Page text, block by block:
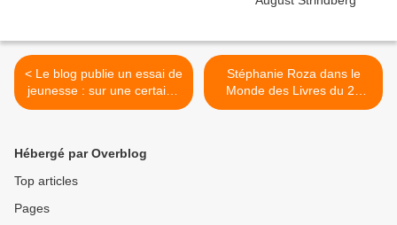
< Le blog publie un essai de
jeunesse : sur une certaine
obscurité
Stéphanie Roza dans le
Monde des Livres du 28
juin 2024. >
Hébergé par Overblog
Top articles
Pages